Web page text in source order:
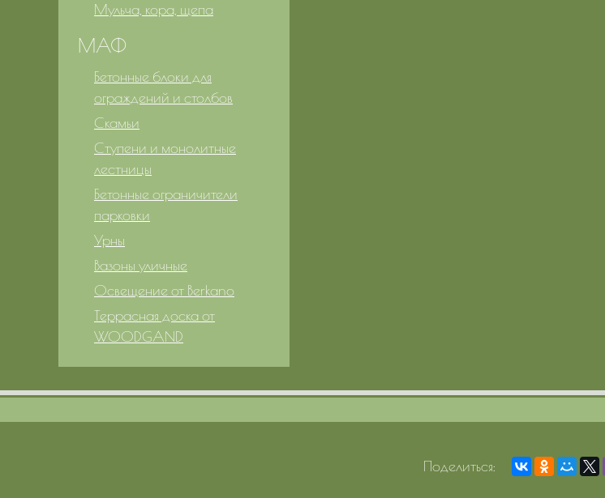
Мульча, кора, щепа
МАФ
Бетонные блоки для
ограждений и столбов
Скамьи
Ступени и монолитные
лестницы
Бетонные ограничители
парковки
Урны
Вазоны уличные
Освещение от Berkano
Террасная доска от
WOODGAND
Поделиться: